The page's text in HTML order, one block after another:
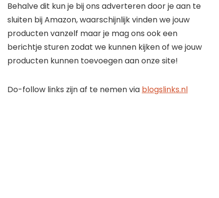
Behalve dit kun je bij ons adverteren door je aan te
sluiten bij Amazon, waarschijnlijk vinden we jouw
producten vanzelf maar je mag ons ook een
berichtje sturen zodat we kunnen kijken of we jouw
producten kunnen toevoegen aan onze site!
Do-follow links zijn af te nemen via blogslinks.nl